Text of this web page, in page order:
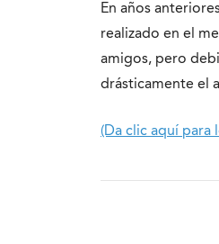
En años
realizado en el
amigos, pero
drásticamente el
(Da clic aquí